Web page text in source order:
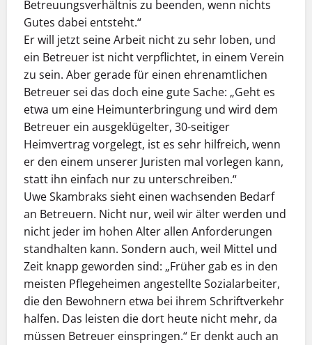
Betreuungsverhältnis zu beenden, wenn nichts
Gutes dabei entsteht.“
Er will jetzt seine Arbeit nicht zu sehr loben, und
ein Betreuer ist nicht verpflichtet, in einem Verein
zu sein. Aber gerade für einen ehrenamtlichen
Betreuer sei das doch eine gute Sache: „Geht es
etwa um eine Heimunterbringung und wird dem
Betreuer ein ausgeklügelter, 30-seitiger
Heimvertrag vorgelegt, ist es sehr hilfreich, wenn
er den einem unserer Juristen mal vorlegen kann,
statt ihn einfach nur zu unterschreiben.“
Uwe Skambraks sieht einen wachsenden Bedarf
an Betreuern. Nicht nur, weil wir älter werden und
nicht jeder im hohen Alter allen Anforderungen
standhalten kann. Sondern auch, weil Mittel und
Zeit knapp geworden sind: „Früher gab es in den
meisten Pflegeheimen angestellte Sozialarbeiter,
die den Bewohnern etwa bei ihrem Schriftverkehr
halfen. Das leisten die dort heute nicht mehr, da
müssen Betreuer einspringen.“ Er denkt auch an